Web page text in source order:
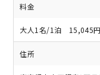
料金
大人1名/1泊 15,045
住所